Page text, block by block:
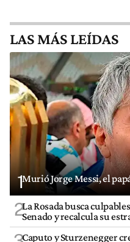
LAS MÁS LEÍDAS
1Murió Jorge Messi, el
2La Rosada busca
Senado y recalcula su
Caputo y Sturzenegger